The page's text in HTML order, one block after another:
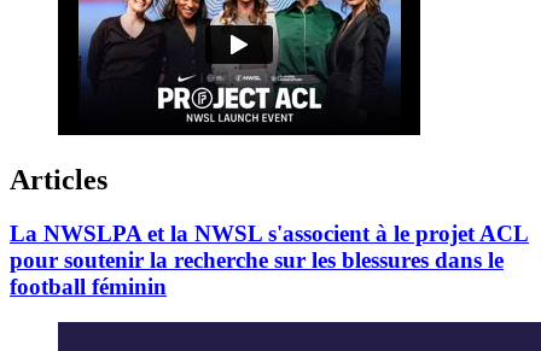
Articles
La NWSLPA et la NWSL s'associent à le projet ACL
pour soutenir la recherche sur les blessures dans le
football féminin